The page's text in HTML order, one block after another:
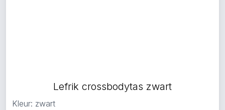
Lefrik crossbodytas zwart
Kleur: zwart